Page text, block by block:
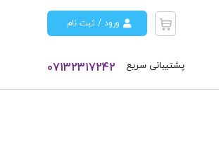
ورود / ثبت نام
07132317242 پشتیبانی سریع